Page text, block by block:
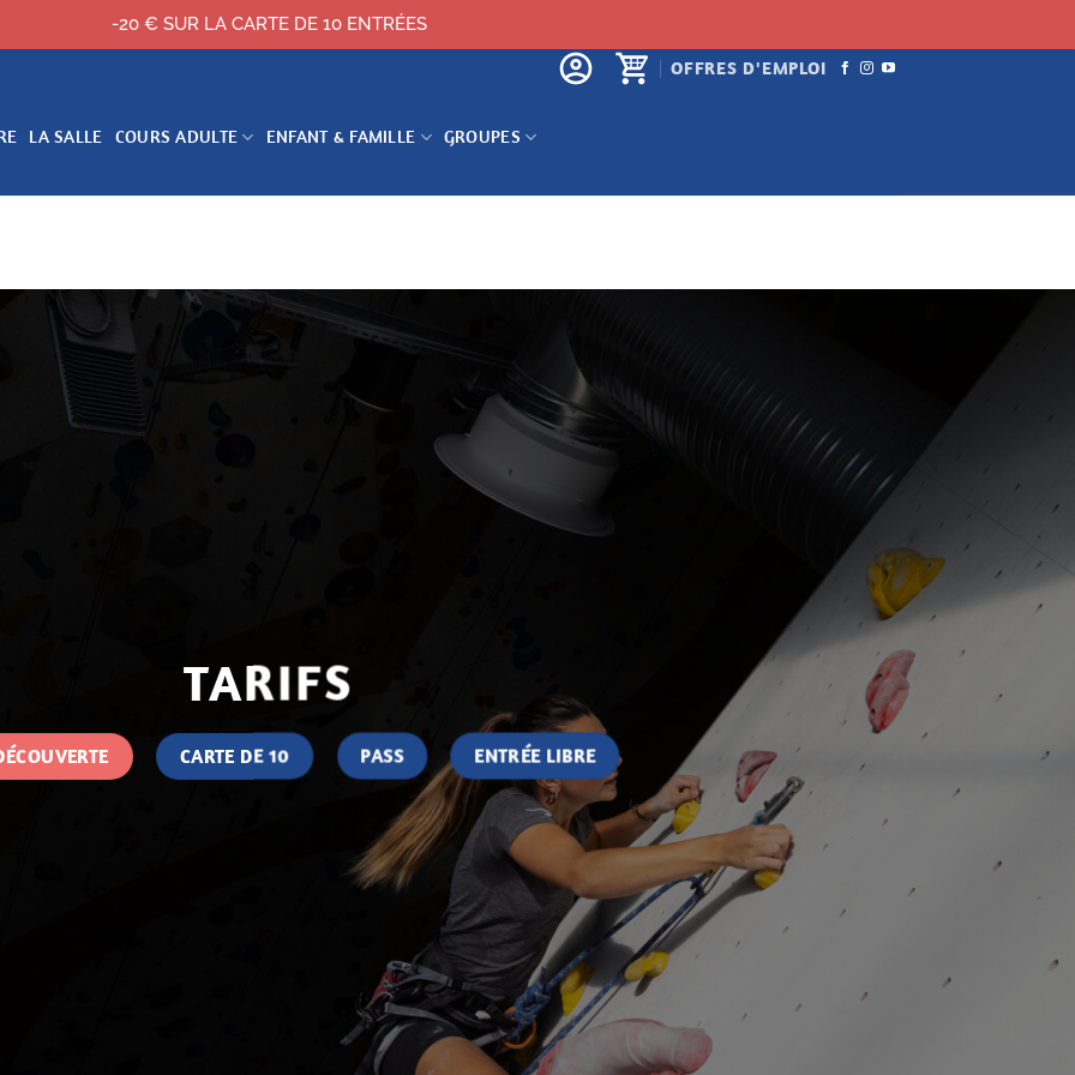
OFFRES D'EMPLOI
LA SALLE COURS ADULTE ENFANT & FAMILLE GROUPES
TARIFS
CARTE DE 10 PASS ENTRÉE LIBRE
-20 € SUR LA CARTE DE 10 ENTRÉES